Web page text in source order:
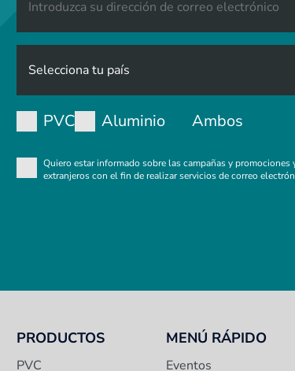
PVC Aluminio Ambos
Quiero estar informado sobre las campañas y
extranjeros con el fin de realizar servicios de correo
PRODUCTOS
PVC
MENÚ RÁPIDO
Eventos